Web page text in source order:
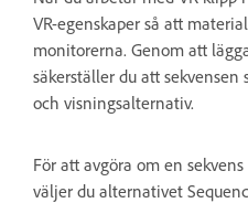
VR-egenskaper så att
monitorerna. Genom att
säkerställer du att sekvensen
och visningsalternativ.
För att avgöra om en
väljer du alternativet